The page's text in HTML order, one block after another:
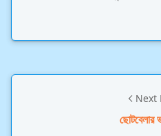
Next
ছোটবেলার